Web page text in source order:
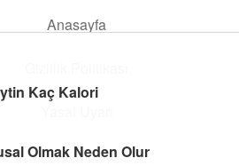
Anasayfa
Hakkımızda
Hikayeler
ilham alan neşeli bilgiler!
Kaç Kalori
Olmak Neden Olur